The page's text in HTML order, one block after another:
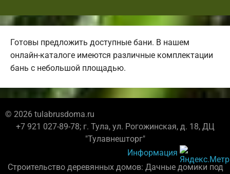
Готовы предложить доступные бани. В нашем
онлайн-каталоге имеются различные комплектации
бань с небольшой площадью.
© 2026 tulabrusdoma.ru
+7 921 027-89-78; г. Тула, ул. Рогожинская, д. 18, ДЦ
"Тулавнешторг"
Информация
Строительство деревянных домов: Дачные домики под